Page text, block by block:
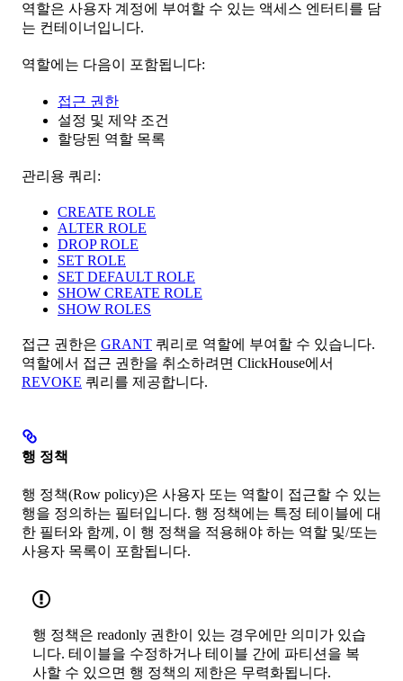
역할은 사용자 계정에 부여할 수 있는 액세스 엔터티를 담
는 컨테이너입니다.
역할에는 다음이 포함됩니다:
접근 권한
설정 및 제약 조건
할당된 역할 목록
관리용 쿼리:
CREATE ROLE
ALTER ROLE
DROP ROLE
SET ROLE
SET DEFAULT ROLE
SHOW CREATE ROLE
SHOW ROLES
접근 권한은 GRANT 쿼리로 역할에 부여할 수 있습니다.
역할에서 접근 권한을 취소하려면 ClickHouse에서
REVOKE 쿼리를 제공합니다.
행 정책
행 정책(Row policy)은 사용자 또는 역할이 접근할 수 있는
행을 정의하는 필터입니다. 행 정책에는 특정 테이블에 대
한 필터와 함께, 이 행 정책을 적용해야 하는 역할 및/또는
사용자 목록이 포함됩니다.
행 정책은 readonly 권한이 있는 경우에만 의미가 있습
니다. 테이블을 수정하거나 테이블 간에 파티션을 복
사할 수 있으면 행 정책의 제한은 무력화됩니다.